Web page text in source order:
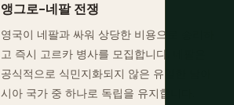
앵그로-네팔 전쟁
영국이 네팔과 싸워 상당한 비용으로 승리하
고 즉시 고르카 병사를 모집합니다. 네팔은
공식적으로 식민지화되지 않은 유일한 남아
시아 국가 중 하나로 독립을 유지합니다.